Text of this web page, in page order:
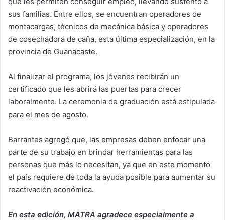
sus familias. Entre ellos, se encuentran operadores de
montacargas, técnicos de mecánica básica y operadores
de cosechadora de caña, esta última especialización, en la
provincia de Guanacaste.
Al finalizar el programa, los jóvenes recibirán un
certificado que les abrirá las puertas para crecer
laboralmente. La ceremonia de graduación está estipulada
para el mes de agosto.
Barrantes agregó que, las empresas deben enfocar una
parte de su trabajo en brindar herramientas para las
personas que más lo necesitan, ya que en este momento
el país requiere de toda la ayuda posible para aumentar su
reactivación económica.
En esta edición, MATRA agradece especialmente a